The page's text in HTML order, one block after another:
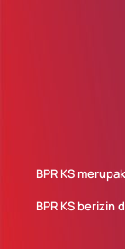
BPR KS
BPR KS berizin